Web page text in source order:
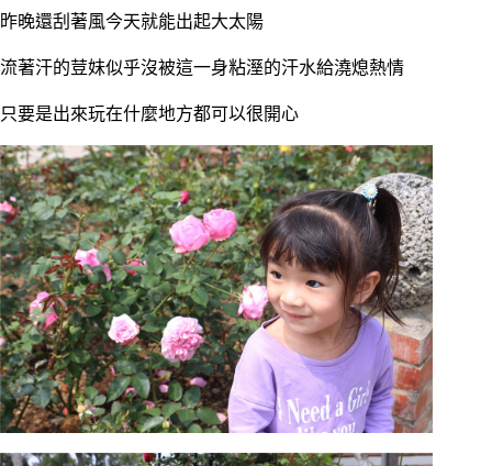
昨晚還刮著風今天就能出起大太陽
流著汗的荳妹似乎沒被這一身粘溼的汗水給澆熄熱情
只要是出來玩在什麼地方都可以很開心